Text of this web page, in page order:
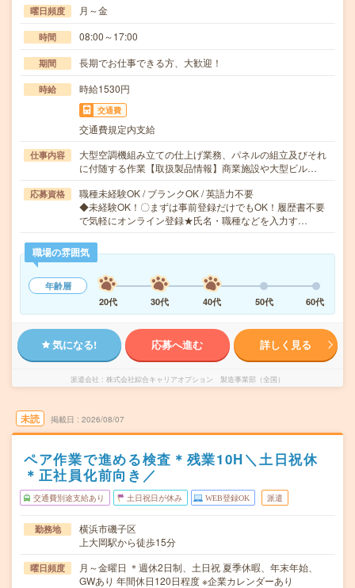
曜日頻度 月～金
時間 08:00～17:00
期間 長期でお仕事できる方、大歓迎！
時給 時給1530円
交通費
交通費規定内支給
仕事内容
大型空調機組み立ての仕上げ業務、パネルの組立及びそれ
に付随する作業【取扱製品情報】商業施設や大型ビル…
応募資格
職種未経験OK / ブランクOK / 英語力不要
◆未経験OK！〇まずは事前登録だけでもOK！履歴書不要
で気軽にオンライン登録★氏名・職種などを入力す…
職場の雰囲気
年齢層
20代
30代 40代 50代 60代
気になる! 応募へ進む 詳しく見る
派遣会社 株式会社綜合キャリアオプション 製造事業部（全国）
未読 掲載日 2026/08/07
ペア作業で進める検査＊残業10H＼土日祝休
＊正社員化前向き／
交通費別途支給あり 土日祝日が休み WEB登録OK 派遣
勤務地
横浜市磯子区
上大岡駅から徒歩15分
曜日頻度
月～金曜日 ＊週休2日制、土日祝 夏季休暇、年末年始、
GWあり 年間休日120日程度 ※企業カレンダーあり